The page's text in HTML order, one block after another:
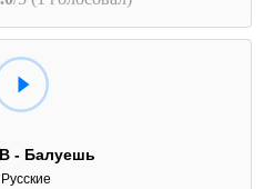
- Балуешь
Русские